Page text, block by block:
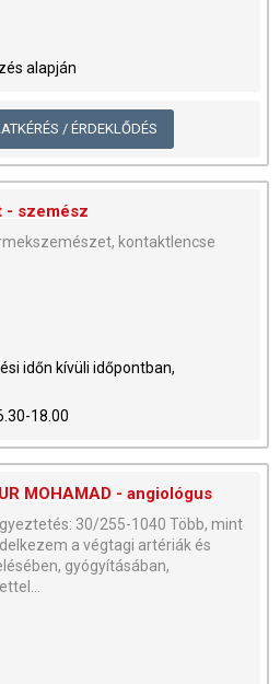
alapján
/ ÉRDEKLŐDÉS
- szemész
kontaktlencse
időn kívüli időpontban,
18.00
MOHAMAD - angiológus
30/255-1040 Több, mint
a végtagi artériák és
gyógyításában,